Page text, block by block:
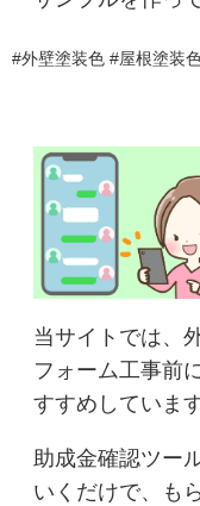
#外壁塗装色 #屋根塗装
当サイトでは、
フォーム工事前
すすめしています
助成金確認ツー
いくだけで、も